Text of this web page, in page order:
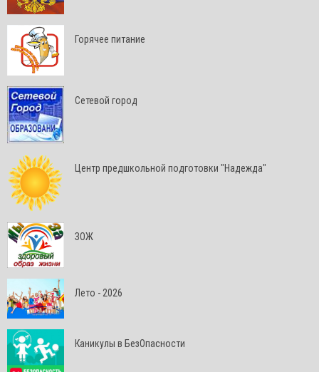
Горячее питание
Сетевой город
Центр предшкольной подготовки "Надежда"
ЗОЖ
Лето - 2026
Каникулы в БезОпасности